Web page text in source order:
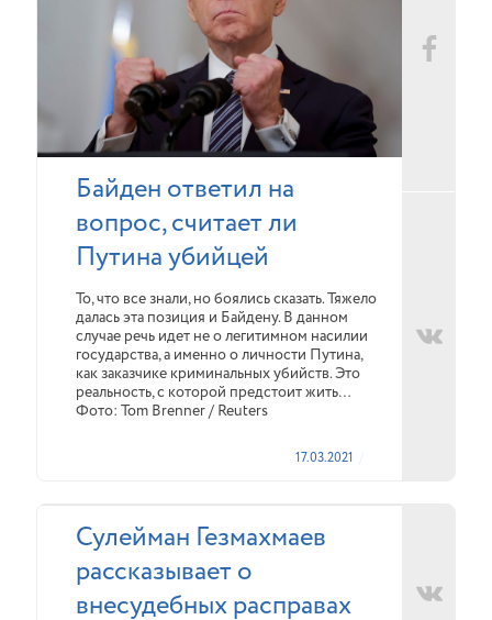
Байден ответил на
вопрос, считает ли
Путина убийцей
То, что все знали, но боялись сказать. Тяжело
далась эта позиция и Байдену. В данном
случае речь идет не о легитимном насилии
государства, а именно о личности Путина,
как заказчике криминальных убийств. Это
реальность, с которой предстоит жить…
Фото: Tom Brenner / Reuters
17.03.2021
Сулейман Гезмахмаев
рассказывает о
внесудебных расправах